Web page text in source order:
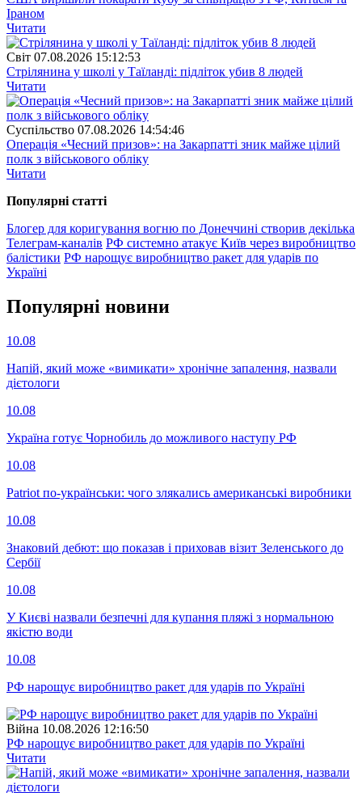
Іраном
Читати
Свiт 07.08.2026 15:12:53
Стрілянина у школі у Таїланді: підліток убив 8 людей
Читати
Суспiльство 07.08.2026 14:54:46
Операція «Чесний призов»: на Закарпатті зник майже цілий
полк з військового обліку
Читати
Популярнi статтi
Блогер для коригування вогню по Донеччині створив декілька
Телеграм-каналів РФ системно атакує Київ через виробництво
балістики РФ нарощує виробництво ракет для ударів по
Україні
Популярнi новини
10.08
Напій, який може «вимикати» хронічне запалення, назвали
дієтологи
10.08
Україна готує Чорнобиль до можливого наступу РФ
10.08
Patriot по-українськи: чого злякались американські виробники
10.08
Знаковий дебют: що показав і приховав візит Зеленського до
Сербії
10.08
У Києві назвали безпечні для купання пляжі з нормальною
якістю води
10.08
РФ нарощує виробництво ракет для ударів по Україні
Війна 10.08.2026 12:16:50
РФ нарощує виробництво ракет для ударів по Україні
Читати